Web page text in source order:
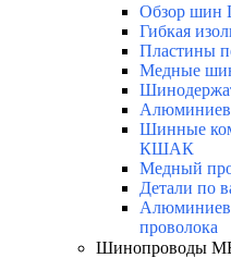
Обзор шин
Гибкая
Пластины
Медные
Шинные
КШАК
Медный
Детали по
проволока
Шинопроводы